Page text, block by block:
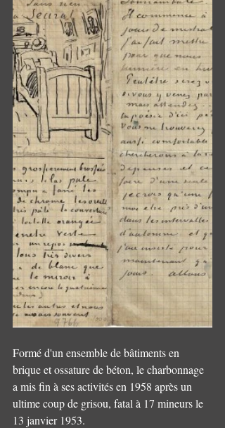
Formé d'un ensemble de bâtiments en
brique et ossature de béton, le charbonnage
a mis fin à ses activités en 1958 après un
ultime coup de grisou, fatal à 17 mineurs le
13 janvier 1953.